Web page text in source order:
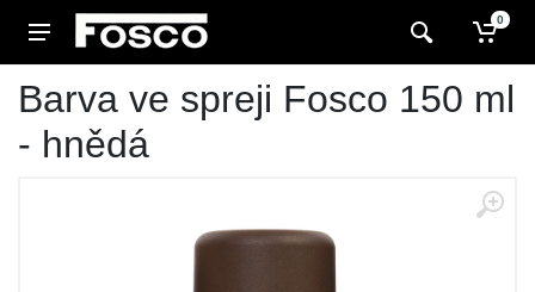
0
Barva ve spreji Fosco 150 ml
- hnědá